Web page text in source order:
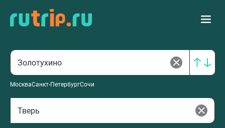
МоскваСанкт-ПетербургСочи